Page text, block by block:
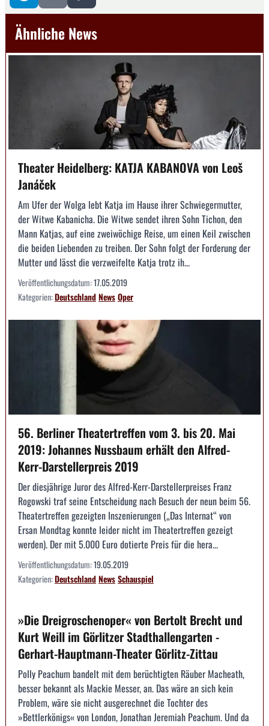
Ähnliche News
Theater Heidelberg: KATJA KABANOVA von Leoš
Janáček
Am Ufer der Wolga lebt Katja im Hause ihrer Schwiegermutter,
der Witwe Kabanicha. Die Witwe sendet ihren Sohn Tichon, den
Mann Katjas, auf eine zweiwöchige Reise, um einen Keil zwischen
die beiden Liebenden zu treiben. Der Sohn folgt der Forderung der
Mutter und lässt die verzweifelte Katja trotz ih...
Veröffentlichungsdatum:17.05.2019
Kategorien:DeutschlandNewsOper
56. Berliner Theatertreffen vom 3. bis 20. Mai
2019: Johannes Nussbaum erhält den Alfred-
Kerr-Darstellerpreis 2019
Der diesjährige Juror des Alfred-Kerr-Darstellerpreises Franz
Rogowski traf seine Entscheidung nach Besuch der neun beim 56.
Theatertreffen gezeigten Inszenierungen („Das Internat“ von
Ersan Mondtag konnte leider nicht im Theatertreffen gezeigt
werden). Der mit 5.000 Euro dotierte Preis für die hera...
Veröffentlichungsdatum:19.05.2019
Kategorien:DeutschlandNewsSchauspiel
»Die Dreigroschenoper« von Bertolt Brecht und
Kurt Weill im Görlitzer Stadthallengarten -
Gerhart-Hauptmann-Theater Görlitz-Zittau
Polly Peachum bandelt mit dem berüchtigten Räuber Macheath,
besser bekannt als Mackie Messer, an. Das wäre an sich kein
Problem, wäre sie nicht ausgerechnet die Tochter des
»Bettlerkönigs« von London, Jonathan Jeremiah Peachum. Und da